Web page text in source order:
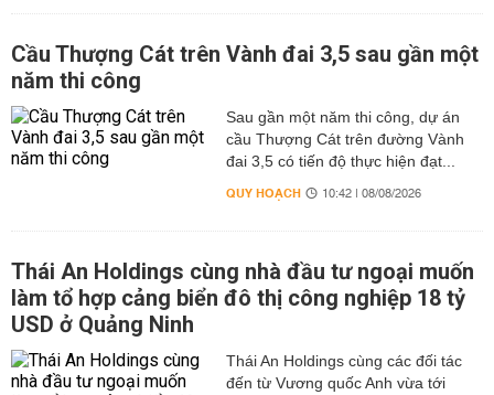
Cầu Thượng Cát trên Vành đai 3,5 sau gần một
năm thi công
Sau gần một năm thi công, dự án
cầu Thượng Cát trên đường Vành
đai 3,5 có tiến độ thực hiện đạt...
QUY HOẠCH 10:42 | 08/08/2026
Thái An Holdings cùng nhà đầu tư ngoại muốn
làm tổ hợp cảng biển đô thị công nghiệp 18 tỷ
USD ở Quảng Ninh
Thái An Holdings cùng các đối tác
đến từ Vương quốc Anh vừa tới